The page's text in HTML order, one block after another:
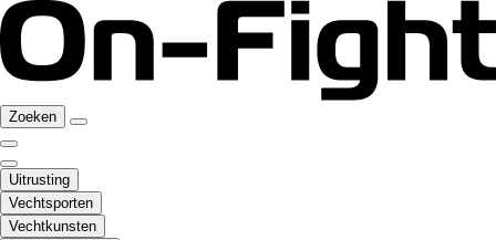
Zoeken
Uitrusting
Vechtsporten
Vechtkunsten